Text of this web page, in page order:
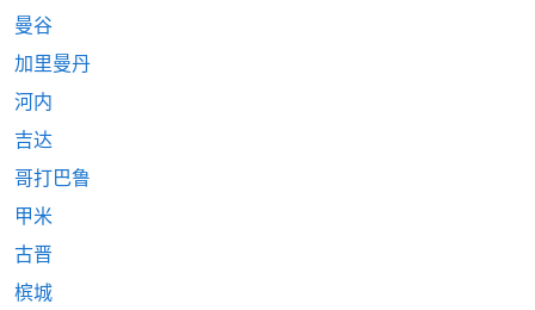
曼谷
加里曼丹
河内
吉达
哥打巴鲁
甲米
古晋
槟城